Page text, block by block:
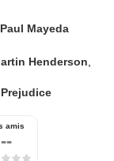
Paul Mayeda
Henderson
amis
--